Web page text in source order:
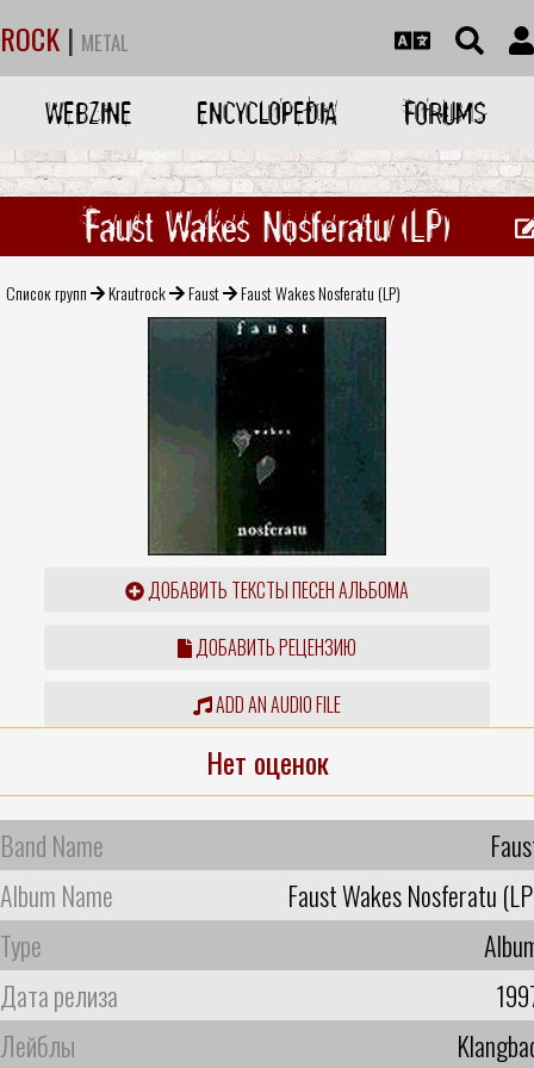
ROCK | METAL
WEBZINE ENCYCLOPEDIA FORUMS
Faust Wakes Nosferatu (LP)
Список групп Krautrock Faust Faust Wakes Nosferatu (LP)
ДОБАВИТЬ ТЕКСТЫ ПЕСЕН АЛЬБОМА
ДОБАВИТЬ РЕЦЕНЗИЮ
ADD AN AUDIO FILE
Нет оценок
Band Name
Album Name
Faust Wakes Nosferatu
Type
Дата релиза
Лейблы